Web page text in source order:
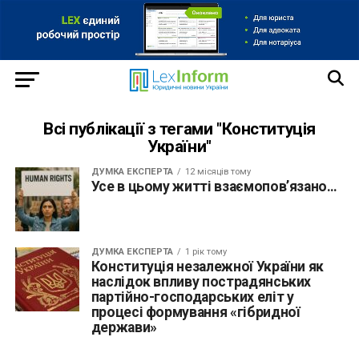
Всі публікації з тегами "Конституція
України"
ДУМКА ЕКСПЕРТА 12 місяців тому
Усе в цьому житті взаємопов’язано…
ДУМКА ЕКСПЕРТА 1 рік тому
Конституція незалежної України як
наслідок впливу пострадянських
партійно-господарських еліт у
процесі формування «гібридної
держави»